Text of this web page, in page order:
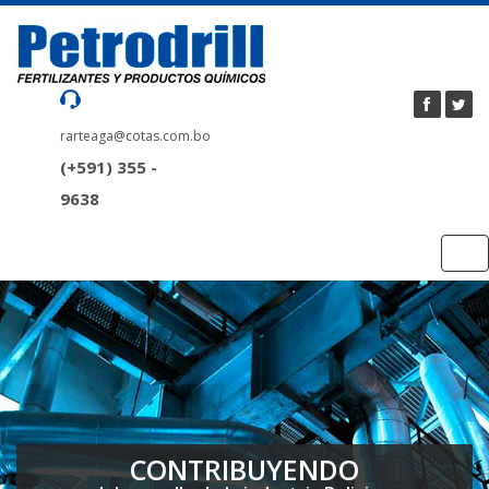
rarteaga@cotas.com.bo
(+591) 355 -
9638
CONTRIBUYENDO
CONTRIBUYENDO
CONTRIBUYENDO